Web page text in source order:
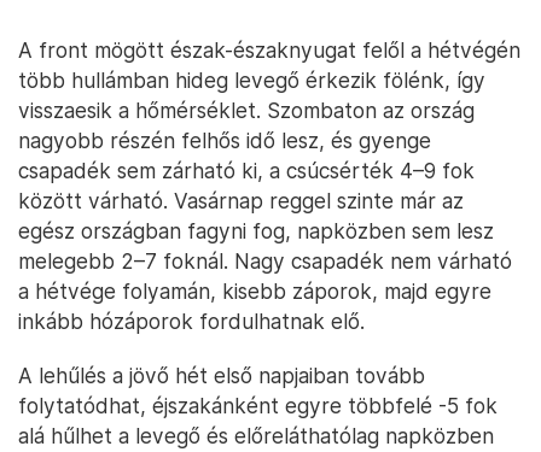
A front mögött észak-északnyugat felől a hétvégén
több hullámban hideg levegő érkezik fölénk, így
visszaesik a hőmérséklet. Szombaton az ország
nagyobb részén felhős idő lesz, és gyenge
csapadék sem zárható ki, a csúcsérték 4–9 fok
között várható. Vasárnap reggel szinte már az
egész országban fagyni fog, napközben sem lesz
melegebb 2–7 foknál. Nagy csapadék nem várható
a hétvége folyamán, kisebb záporok, majd egyre
inkább hózáporok fordulhatnak elő.
A lehűlés a jövő hét első napjaiban tovább
folytatódhat, éjszakánként egyre többfelé -5 fok
alá hűlhet a levegő és előreláthatólag napközben